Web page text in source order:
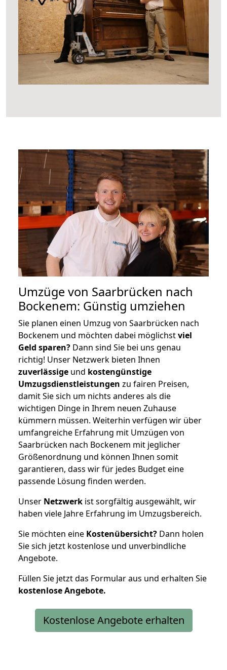
Umzüge von Saarbrücken nach
Bockenem: Günstig umziehen
Sie planen einen Umzug von Saarbrücken nach
Bockenem und möchten dabei möglichstviel
Geld sparen? Dann sind Sie bei uns genau
richtig! Unser Netzwerk bieten Ihnen
zuverlässige und kostengünstige
Umzugsdienstleistungen zu fairen Preisen,
damit Sie sich um nichts anderes als die
wichtigen Dinge in Ihrem neuen Zuhause
kümmern müssen. Weiterhin verfügen wir über
umfangreiche Erfahrung mit Umzügen von
Saarbrücken nach Bockenem mit jeglicher
Größenordnung und können Ihnen somit
garantieren, dass wir für jedes Budget eine
passende Lösung finden werden.
Unser Netzwerk ist sorgfältig ausgewählt, wir
haben viele Jahre Erfahrung im Umzugsbereich.
Sie möchten eine Kostenübersicht? Dann holen
Sie sich jetzt kostenlose und unverbindliche
Angebote.
Füllen Sie jetzt das Formular aus und erhalten Sie
kostenloseAngebote.
Kostenlose Angebote erhalten